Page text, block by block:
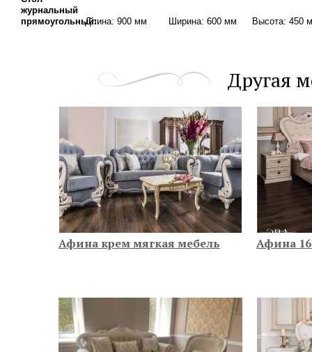
журнальный
прямоугольный:Длина: 900 мм Ширина: 600 мм Высота: 450
Другая
Афина крем мягкая мебель Афина